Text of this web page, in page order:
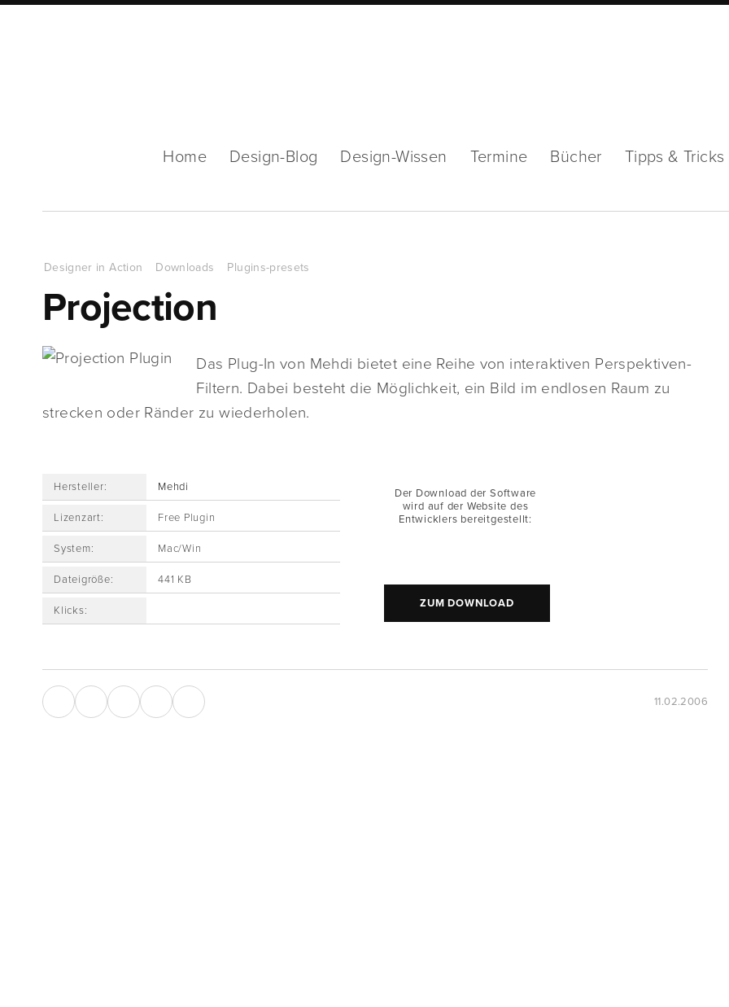
Home Design-Blog Design-Wissen Termine Bücher Tipps & Tricks
Designer in Action Downloads Plugins-presets
Projection
Das Plug-In von Mehdi bietet eine Reihe von interaktiven Perspektiven-
Filtern. Dabei besteht die Möglichkeit, ein Bild im endlosen Raum zu
strecken oder Ränder zu wiederholen.
Hersteller: Mehdi
Lizenzart: Free Plugin
System: Mac/Win
Dateigröße: 441 KB
Klicks:
Der Download der Software
wird auf der Website des
Entwicklers bereitgestellt:
ZUM DOWNLOAD
11.02.2006